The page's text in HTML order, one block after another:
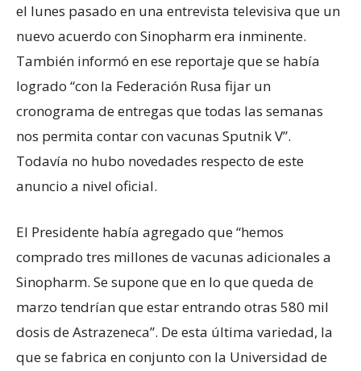
el lunes pasado en una entrevista televisiva que un
nuevo acuerdo con Sinopharm era inminente.
También informó en ese reportaje que se había
logrado “con la Federación Rusa fijar un
cronograma de entregas que todas las semanas
nos permita contar con vacunas Sputnik V”.
Todavía no hubo novedades respecto de este
anuncio a nivel oficial.
El Presidente había agregado que “hemos
comprado tres millones de vacunas adicionales a
Sinopharm. Se supone que en lo que queda de
marzo tendrían que estar entrando otras 580 mil
dosis de Astrazeneca”. De esta última variedad, la
que se fabrica en conjunto con la Universidad de